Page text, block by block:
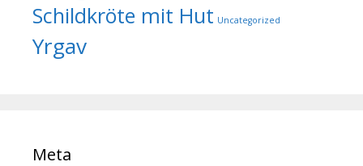
Schildkröte mit Hut Uncategorized
Yrgav
Meta